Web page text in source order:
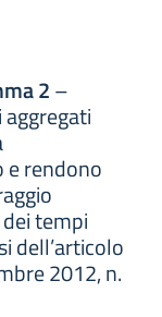
2–
e rendono
tempi
dell’articolo
2012, n.